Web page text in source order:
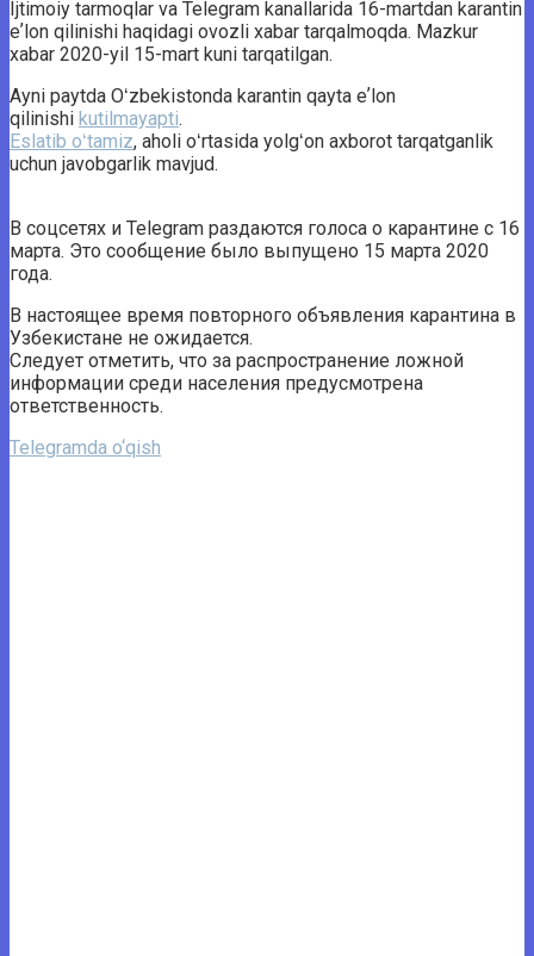
Ijtimoiy tarmoqlar va Telegram kanallarida 16-martdan karantin
eʼlon qilinishi haqidagi ovozli xabar tarqalmoqda. Mazkur
xabar 2020-yil 15-mart kuni tarqatilgan.
Ayni paytda Oʻzbekistonda karantin qayta eʼlon
qilinishi kutilmayapti.
Eslatib oʻtamiz, aholi oʻrtasida yolgʻon axborot tarqatganlik
uchun javobgarlik mavjud.
В соцсетях и Telegram раздаются голоса о карантине с 16
марта. Это сообщение было выпущено 15 марта 2020
года.
В настоящее время повторного объявления карантина в
Узбекистане не ожидается.
Следует отметить, что за распространение ложной
информации среди населения предусмотрена
ответственность.
Telegramda o‘qish